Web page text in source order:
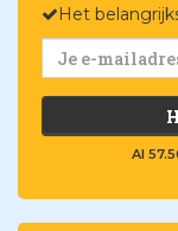
Het
Al